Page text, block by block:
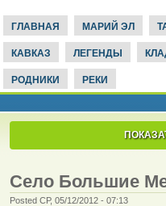
ГЛАВНАЯ МАРИЙ ЭЛ
КАВКАЗ ЛЕГЕНДЫ
РОДНИКИ РЕКИ
Село Большие
Posted СР, 05/12/2012 - 07:13